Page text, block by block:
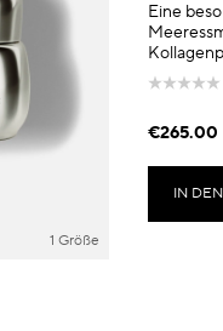
1 Größe
Eine
€265.00
IN